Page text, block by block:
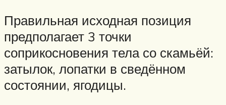
Правильная исходная позиция
предполагает 3 точки
соприкосновения тела со скамьёй:
затылок, лопатки в сведённом
состоянии, ягодицы.